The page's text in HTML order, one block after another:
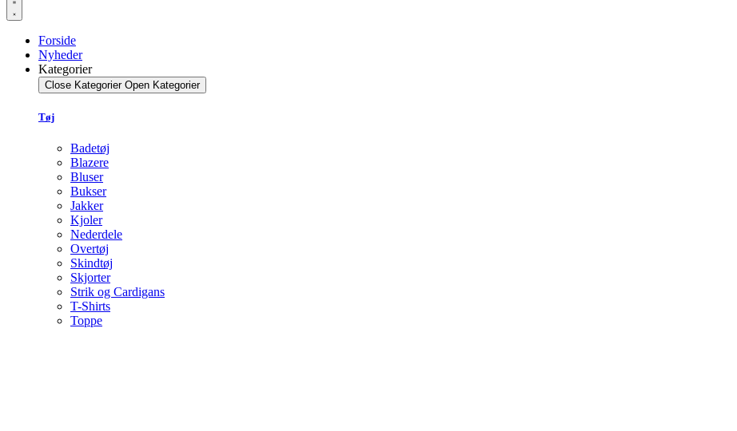
Forside
Nyheder
Kategorier
Close Kategorier Open Kategorier
Tøj
Badetøj
Blazere
Bluser
Bukser
Jakker
Kjoler
Nederdele
Overtøj
Skindtøj
Skjorter
Strik og Cardigans
T-Shirts
Toppe